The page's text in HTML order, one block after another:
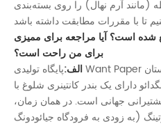
آرم نهال) را روی بسته‌بندی
شده است؟ آیا مراجعه برای ممیزی
برای من راحت است؟
الف:پایگاه تولیدی Want Paper در منطقه جیمو، شهر چینگدائو، استان
دارای یک بندر کانتینری شلوغ با
جهانی است. در همان زمان،
(به زودی به فرودگاه جیائودونگ